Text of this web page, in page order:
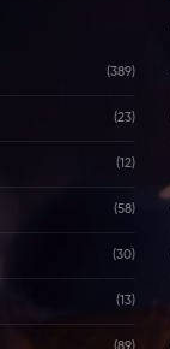
(389)
(23)
(12)
(58)
(30)
(13)
(89)